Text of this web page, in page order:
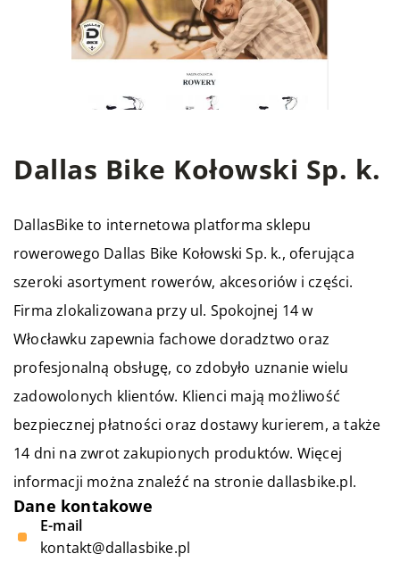
Dallas Bike Kołowski Sp. k.
DallasBiketo internetowa platforma sklepu
rowerowego Dallas Bike Kołowski Sp. k., oferująca
szeroki asortyment rowerów, akcesoriów i części.
Firma zlokalizowana przy ul. Spokojnej 14 w
Włocławku zapewnia fachowe doradztwo oraz
profesjonalną obsługę, co zdobyło uznanie wielu
zadowolonych klientów. Klienci mają możliwość
bezpiecznej płatności oraz dostawy kurierem, a także
14 dni na zwrot zakupionych produktów. Więcej
informacji można znaleźć na stronie dallasbike.pl.
Dane kontakowe
E-mail
kontakt@dallasbike.pl